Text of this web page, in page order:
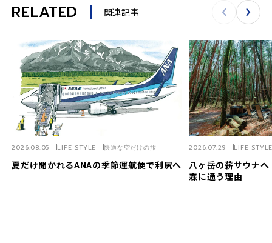
RELATED 関連記事
夏だけ開かれるANAの季節運航便で利尻へ
2026.08.05 LIFE STYLE 快適な空だけの旅
八ヶ岳の薪サウナ
森に通う理由
2026.07.29 LIFE